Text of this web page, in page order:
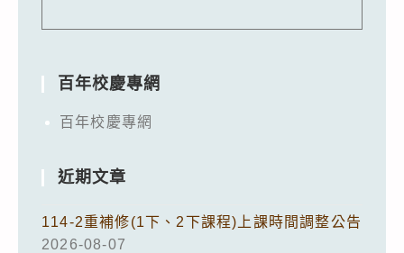
百年校慶專網
百年校慶專網
近期文章
114-2重補修(1下、2下課程)上課時間調整公告
2026-08-07